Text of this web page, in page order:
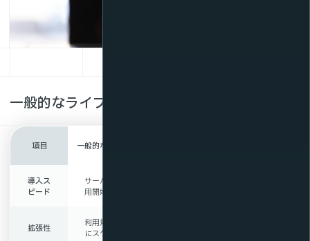
一般的なライブ配信システムとの比較
項目 一般的なライブ配信システム
導入ス
ピード
サーバ不要、すぐに利
用開始できる
拡張性
利用規模に応じて柔軟
にスケール対応